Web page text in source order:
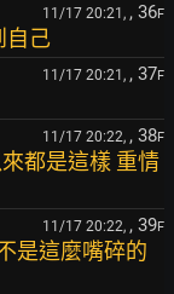
11/17 20:21, , 36F
自己
11/17 20:21, , 37F
11/17 20:22, , 38F
都是這樣 重情
11/17 20:22, , 39F
是這麼嘴碎的